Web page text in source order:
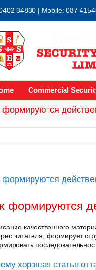
34830 | Mobile: 087
Commercial
формируются
формируются
формируются
качественного
читателя, формирует
хорошая статья